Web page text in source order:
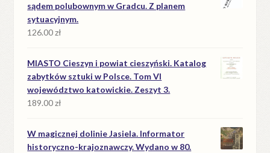
sądem polubownym w Gradcu. Z planem
sytuacyjnym.
126.00zł
MIASTO Cieszyn i powiat cieszyński. Katalog
zabytków sztuki w Polsce. Tom VI
województwo katowickie. Zeszyt 3.
189.00zł
W magicznej dolinie Jasiela. Informator
historyczno-krajoznawczy. Wydano w 80.